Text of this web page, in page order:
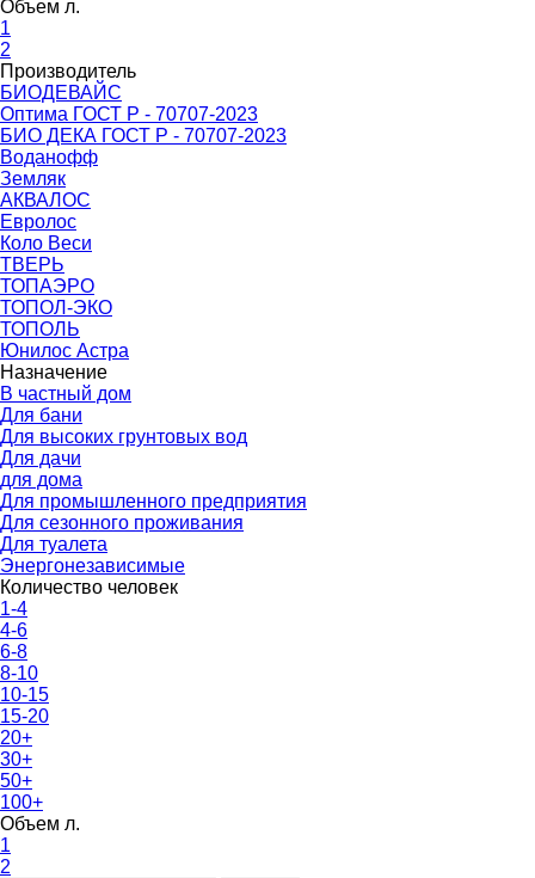
Объем л.
1
2
Производитель
БИОДЕВАЙС
Оптима ГОСТ Р - 70707-2023
БИО ДЕКА ГОСТ Р - 70707-2023
Воданофф
Земляк
АКВАЛОС
Евролос
Коло Веси
ТВЕРЬ
ТОПАЭРО
ТОПОЛ-ЭКО
ТОПОЛЬ
Юнилос Астра
Назначение
В частный дом
Для бани
Для высоких грунтовых вод
Для дачи
для дома
Для промышленного предприятия
Для сезонного проживания
Для туалета
Энергонезависимые
Количество человек
1-4
4-6
6-8
8-10
10-15
15-20
20+
30+
50+
100+
Объем л.
1
2